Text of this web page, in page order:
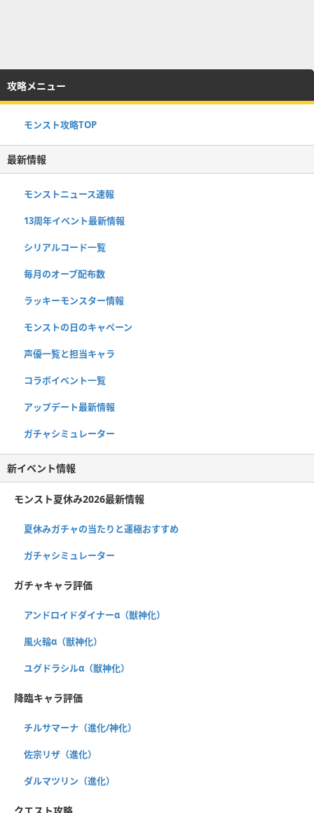
攻略メニュー
モンスト攻略TOP
最新情報
モンストニュース速報
13周年イベント最新情報
シリアルコード一覧
毎月のオーブ配布数
ラッキーモンスター情報
モンストの日のキャペーン
声優一覧と担当キャラ
コラボイベント一覧
アップデート最新情報
ガチャシミュレーター
新イベント情報
モンスト夏休み2026最新情報
夏休みガチャの当たりと運極おすすめ
ガチャシミュレーター
ガチャキャラ評価
アンドロイドダイナーα（獣神化）
風火輪α（獣神化）
ユグドラシルα（獣神化）
降臨キャラ評価
チルサマーナ（進化/神化）
佐宗リザ（進化）
ダルマツリン（進化）
クエスト攻略